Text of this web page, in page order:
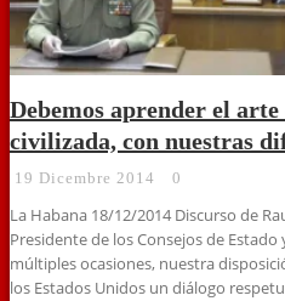
Debemos aprender el
civilizada, con nuestras
19 Dicembre 2014 0
La Habana 18/12/2014 Discurso de
Presidente de los Consejos de
múltiples ocasiones, nuestra
los Estados Unidos un diálogo